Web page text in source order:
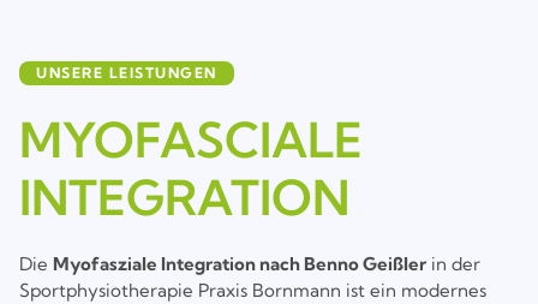
UNSERE LEISTUNGEN
MYOFASCIALE
INTEGRATION
Die Myofasziale Integration nach Benno Geißler in der
Sportphysiotherapie Praxis Bornmann ist ein modernes